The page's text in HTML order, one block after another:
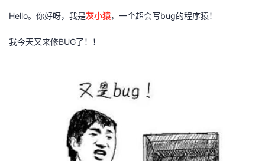
Hello。你好呀，我是灰小猿，一个超会写bug的程序猿！
我今天又来修BUG了！！